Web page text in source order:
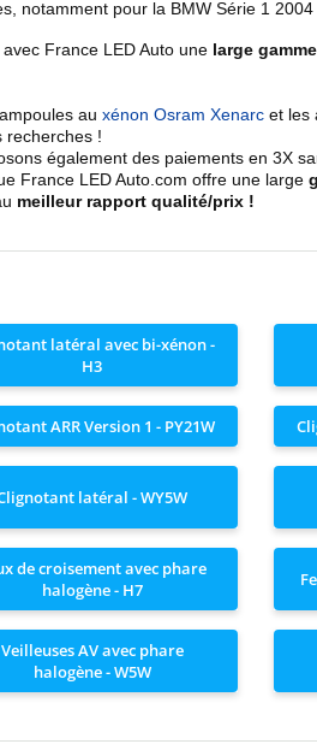
notamment pour la BMW Série 1 2004
France LED Auto une large
au xénon Osram Xenarc et les
recherches !
également des paiements en 3X
France LED Auto.com offre une large
meilleur rapport qualité/prix !
latéral avec bi-xénon -
H3
ARR Version 1 - PY21W
latéral - WY5W
de croisement avec phare
halogène - H7
Veilleuses AV avec phare
halogène - W5W